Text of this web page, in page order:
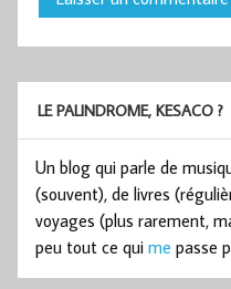
LE PALINDROME, KESACO ?
Un blog qui parle de
(souvent), de livres
voyages (plus rarement,
peu tout ce qui me passe